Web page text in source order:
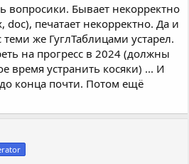
вопросики. Бывает некорректно
печатает некорректно. Да и
же ГуглТаблицами устарел.
на прогресс в 2024 (должны
время устранить косяки) ... И
конца почти. Потом ещё